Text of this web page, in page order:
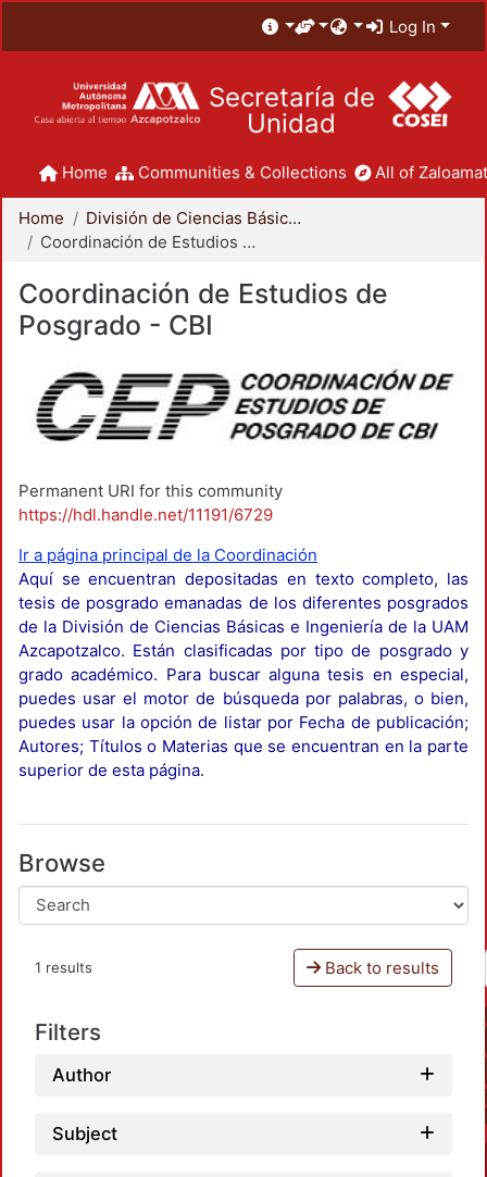
Log In
Secretaría de
Unidad
Home Communities & Collections All of
Home
División de Ciencias Básicas e Ingeniería
Coordinación de Estudios de Posgrado - CBI
Coordinación de Estudios de
Posgrado - CBI
Permanent URI for this community
https://hdl.handle.net/11191/6729
Ir a página principal de la Coordinación
Aquí se encuentran depositadas en texto completo, las
tesis de posgrado emanadas de los diferentes posgrados
de la División de Ciencias Básicas e Ingeniería de la UAM
Azcapotzalco. Están clasificadas por tipo de posgrado y
grado académico. Para buscar alguna tesis en especial,
puedes usar el motor de búsqueda por palabras, o bien,
puedes usar la opción de listar por Fecha de publicación;
Autores; Títulos o Materias que se encuentran en la parte
superior de esta página.
Browse
1 results Back to results
Filters
Author
Subject